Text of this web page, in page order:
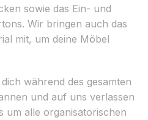
sowie das Ein- und
Wir bringen auch das
mit, um deine Möbel
während des gesamten
und auf uns verlassen
um alle organisatorischen